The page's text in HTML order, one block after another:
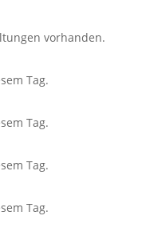
vorhanden.
Tag.
Tag.
Tag.
Tag.